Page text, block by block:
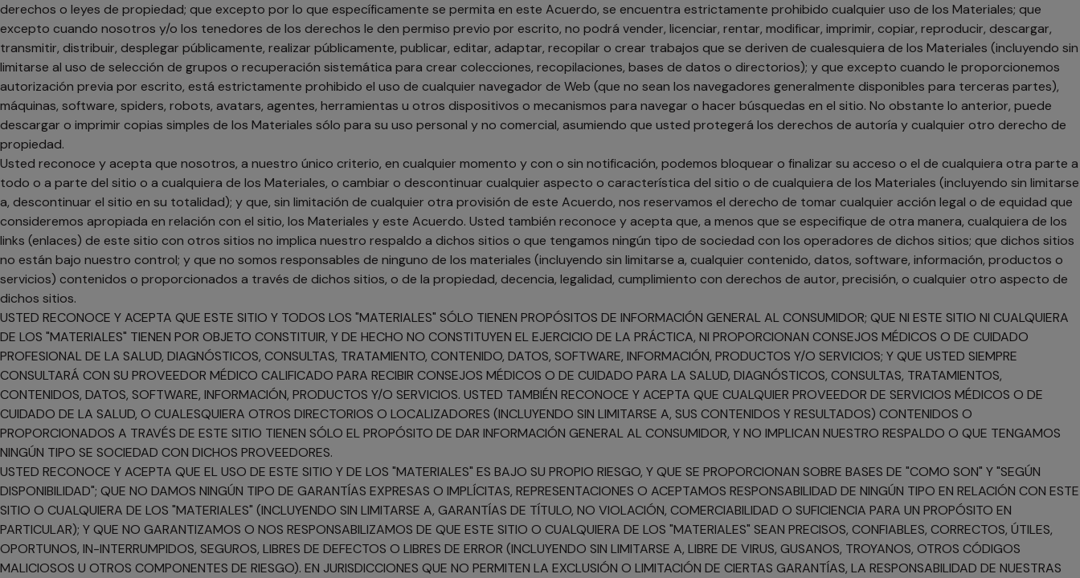
derechos o leyes de propiedad; que excepto por lo que específicamente se permita en este Acuerdo, se encuentra estrictamente prohibido cualquier uso de los Materiales; que
excepto cuando nosotros y/o los tenedores de los derechos le den permiso previo por escrito, no podrá vender, licenciar, rentar, modificar, imprimir, copiar, reproducir, descargar,
transmitir, distribuir, desplegar públicamente, realizar públicamente, publicar, editar, adaptar, recopilar o crear trabajos que se deriven de cualesquiera de los Materiales (incluyendo sin
limitarse al uso de selección de grupos o recuperación sistemática para crear colecciones, recopilaciones, bases de datos o directorios); y que excepto cuando le proporcionemos
autorización previa por escrito, está estrictamente prohibido el uso de cualquier navegador de Web (que no sean los navegadores generalmente disponibles para terceras partes),
máquinas, software, spiders, robots, avatars, agentes, herramientas u otros dispositivos o mecanismos para navegar o hacer búsquedas en el sitio. No obstante lo anterior, puede
descargar o imprimir copias simples de los Materiales sólo para su uso personal y no comercial, asumiendo que usted protegerá los derechos de autoría y cualquier otro derecho de
propiedad.
Usted reconoce y acepta que nosotros, a nuestro único criterio, en cualquier momento y con o sin notificación, podemos bloquear o finalizar su acceso o el de cualquiera otra parte a
todo o a parte del sitio o a cualquiera de los Materiales, o cambiar o descontinuar cualquier aspecto o característica del sitio o de cualquiera de los Materiales (incluyendo sin limitarse
a, descontinuar el sitio en su totalidad); y que, sin limitación de cualquier otra provisión de este Acuerdo, nos reservamos el derecho de tomar cualquier acción legal o de equidad que
consideremos apropiada en relación con el sitio, los Materiales y este Acuerdo. Usted también reconoce y acepta que, a menos que se especifique de otra manera, cualquiera de los
links (enlaces) de este sitio con otros sitios no implica nuestro respaldo a dichos sitios o que tengamos ningún tipo de sociedad con los operadores de dichos sitios; que dichos sitios
no están bajo nuestro control; y que no somos responsables de ninguno de los materiales (incluyendo sin limitarse a, cualquier contenido, datos, software, información, productos o
servicios) contenidos o proporcionados a través de dichos sitios, o de la propiedad, decencia, legalidad, cumplimiento con derechos de autor, precisión, o cualquier otro aspecto de
dichos sitios.
USTED RECONOCE Y ACEPTA QUE ESTE SITIO Y TODOS LOS "MATERIALES" SÓLO TIENEN PROPÓSITOS DE INFORMACIÓN GENERAL AL CONSUMIDOR; QUE NI ESTE SITIO NI CUALQUIERA
DE LOS "MATERIALES" TIENEN POR OBJETO CONSTITUIR, Y DE HECHO NO CONSTITUYEN EL EJERCICIO DE LA PRÁCTICA, NI PROPORCIONAN CONSEJOS MÉDICOS O DE CUIDADO
PROFESIONAL DE LA SALUD, DIAGNÓSTICOS, CONSULTAS, TRATAMIENTO, CONTENIDO, DATOS, SOFTWARE, INFORMACIÓN, PRODUCTOS Y/O SERVICIOS; Y QUE USTED SIEMPRE
CONSULTARÁ CON SU PROVEEDOR MÉDICO CALIFICADO PARA RECIBIR CONSEJOS MÉDICOS O DE CUIDADO PARA LA SALUD, DIAGNÓSTICOS, CONSULTAS, TRATAMIENTOS,
CONTENIDOS, DATOS, SOFTWARE, INFORMACIÓN, PRODUCTOS Y/O SERVICIOS. USTED TAMBIÉN RECONOCE Y ACEPTA QUE CUALQUIER PROVEEDOR DE SERVICIOS MÉDICOS O DE
CUIDADO DE LA SALUD, O CUALESQUIERA OTROS DIRECTORIOS O LOCALIZADORES (INCLUYENDO SIN LIMITARSE A, SUS CONTENIDOS Y RESULTADOS) CONTENIDOS O
PROPORCIONADOS A TRAVÉS DE ESTE SITIO TIENEN SÓLO EL PROPÓSITO DE DAR INFORMACIÓN GENERAL AL CONSUMIDOR, Y NO IMPLICAN NUESTRO RESPALDO O QUE TENGAMOS
NINGÚN TIPO SE SOCIEDAD CON DICHOS PROVEEDORES.
USTED RECONOCE Y ACEPTA QUE EL USO DE ESTE SITIO Y DE LOS "MATERIALES" ES BAJO SU PROPIO RIESGO, Y QUE SE PROPORCIONAN SOBRE BASES DE "COMO SON" Y "SEGÚN
DISPONIBILIDAD"; QUE NO DAMOS NINGÚN TIPO DE GARANTÍAS EXPRESAS O IMPLÍCITAS, REPRESENTACIONES O ACEPTAMOS RESPONSABILIDAD DE NINGÚN TIPO EN RELACIÓN CON ESTE
SITIO O CUALQUIERA DE LOS "MATERIALES" (INCLUYENDO SIN LIMITARSE A, GARANTÍAS DE TÍTULO, NO VIOLACIÓN, COMERCIABILIDAD O SUFICIENCIA PARA UN PROPÓSITO EN
PARTICULAR); Y QUE NO GARANTIZAMOS O NOS RESPONSABILIZAMOS DE QUE ESTE SITIO O CUALQUIERA DE LOS "MATERIALES" SEAN PRECISOS, CONFIABLES, CORRECTOS, ÚTILES,
OPORTUNOS, IN-INTERRUMPIDOS, SEGUROS, LIBRES DE DEFECTOS O LIBRES DE ERROR (INCLUYENDO SIN LIMITARSE A, LIBRE DE VIRUS, GUSANOS, TROYANOS, OTROS CÓDIGOS
MALICIOSOS U OTROS COMPONENTES DE RIESGO). EN JURISDICCIONES QUE NO PERMITEN LA EXCLUSIÓN O LIMITACIÓN DE CIERTAS GARANTÍAS, LA RESPONSABILIDAD DE NUESTRAS